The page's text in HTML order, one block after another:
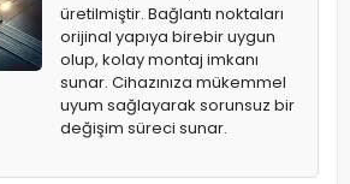
üretilmiştir. Bağlantı noktaları
orijinal yapıya birebir uygun
olup, kolay montaj imkanı
sunar. Cihazınıza mükemmel
uyum sağlayarak sorunsuz bir
değişim süreci sunar.